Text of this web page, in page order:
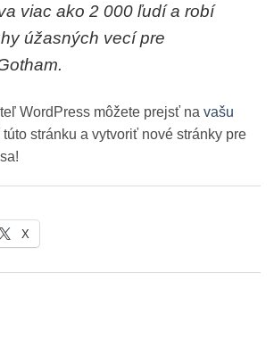
viac ako 2 000 ľudí a robí
úžasných vecí pre
WordPress môžete prejsť na vašu
túto stránku a vytvoriť nové stránky pre
X